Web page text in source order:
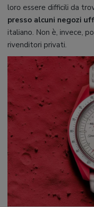
loro essere difficili da
presso alcuni negozi
italiano. Non è, invece,
rivenditori privati.